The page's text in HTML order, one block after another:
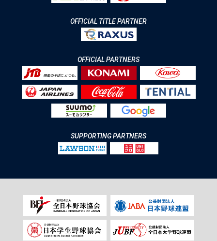
OFFICIAL TITLE PARTNER
OFFICIAL PARTNERS
SUPPORTING PARTNERS